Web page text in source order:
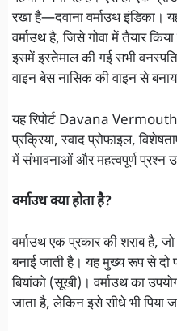
रखा है—दवाना वर्माउथ इंडिका।
वर्माउथ है, जिसे गोवा में तैयार
इसमें इस्तेमाल की गई सभी
वाइन बेस नासिक की वाइन से
यह रिपोर्ट Davana Vermouth
प्रक्रिया, स्वाद प्रोफाइल,
में संभावनाओं और महत्वपूर्ण प्रश्न
वर्माउथ क्या होता है?
वर्माउथ एक प्रकार की शराब है,
बनाई जाती है। यह मुख्य रूप से दो
बियांको (सूखी)। वर्माउथ का
जाता है, लेकिन इसे सीधे भी पिया